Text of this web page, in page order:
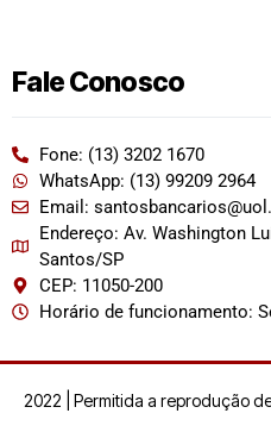
Fale Conosco
Fone: (13) 3202 1670
WhatsApp: (13) 99209 2964
Email:
Endereço: Av. Washington
Santos/SP
CEP: 11050-200
Horário de funcionamento:
2022 | Permitida a reprodução